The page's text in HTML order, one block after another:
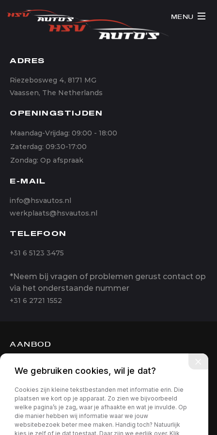
MENU
ADRES
Riezebosweg 4, 8171 MG
Vaassen, The Netherlands
OPENINGSTIJDEN
Maandag-Vrijdag: 09:00 - 18:00
Zaterdag: 09:30-17:00
Zondag: Op afspraak
E-MAIL
info@hsvautos.nl
werkplaats@hsvautos.nl
TELEFOON
+31 6 5123 3475
*Neem bij vragen of problemen gerust contact op
via het onderstaande nummer
+31 6 2721 1552
AANBOD
OVER ONS
CONTACT
We gebruiken cookies, wil je dat?
Cookies zijn kleine tekstbestanden met informatie erin. Die
plaatsen we kort op je apparaat. Zo zien we bijvoorbeeld
welke pagina’s je zag, waar je afhaakte en wat je invulde. Op
die manier hebben wij informatie waar we jouw
websitebezoek beter mee maken. Handig toch? Natuurlijk
kies je zelf of je dat toestaat. Daar zijn we eerlijk over. Klik